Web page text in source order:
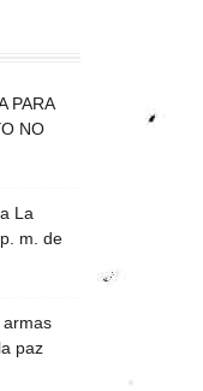
PARA
NO
La
m. de
armas
paz